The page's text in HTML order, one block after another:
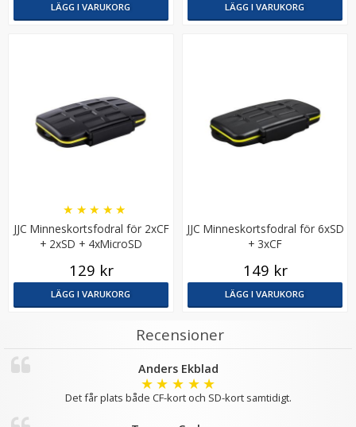
LÄGG I VARUKORG LÄGG I VARUKORG
JJC Minneskortsfodral för 2xCF
+ 2xSD + 4xMicroSD
★ ★ ★ ★ ★
129 kr
LÄGG I VARUKORG
JJC Minneskortsfodral för 6xSD
+ 3xCF
149 kr
LÄGG I VARUKORG
Recensioner
Anders Ekblad
★ ★ ★ ★ ★
Det får plats både CF-kort och SD-kort samtidigt.